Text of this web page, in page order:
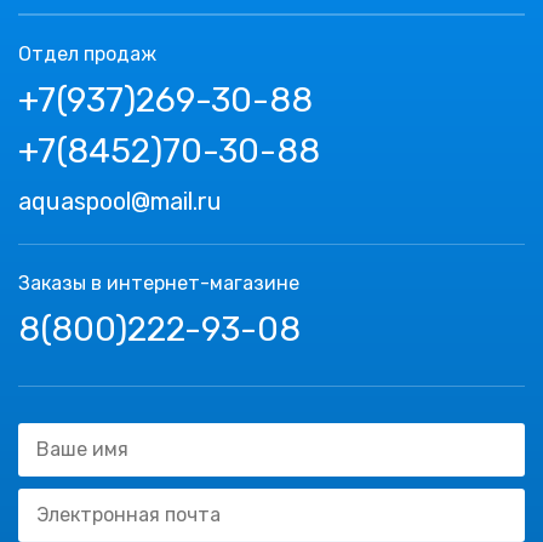
Отдел продаж
+7(937)269-30-88
+7(8452)70-30-88
aquaspool@mail.ru
Заказы в интернет-магазине
8(800)222-93-08